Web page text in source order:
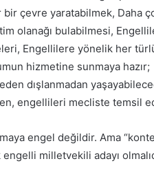
çevre yaratabilmek, Daha
olanağı bulabilmesi,
Engellilere yönelik her türlü
hizmetine sunmaya
dışlanmadan
engellileri mecliste temsil
engel değildir. Ama
milletvekili adayı